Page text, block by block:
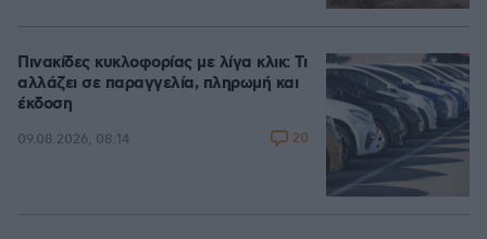
Πινακίδες κυκλοφορίας με λίγα κλικ: Τι
αλλάζει σε παραγγελία, πληρωμή και
έκδοση
09.08.2026, 08:14 20